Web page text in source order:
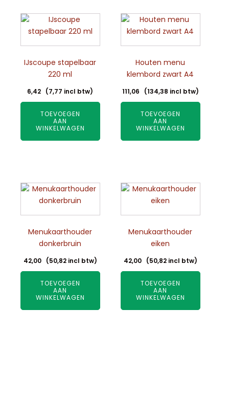
IJscoupe stapelbaar
220 ml
6,42 (7,77 incl btw)
TOEVOEGEN
AAN
WINKELWAGEN
Houten menu
klembord zwart A4
111,06 (134,38 incl btw)
TOEVOEGEN
AAN
WINKELWAGEN
Menukaarthouder
donkerbruin
42,00 (50,82incl btw)
TOEVOEGEN
AAN
WINKELWAGEN
Menukaarthouder
eiken
42,00 (50,82incl btw)
TOEVOEGEN
AAN
WINKELWAGEN